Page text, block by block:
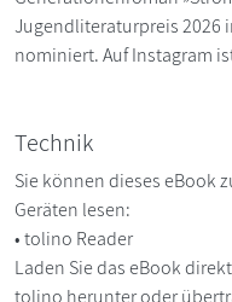
Jugendliteraturpreis 2026
nominiert. Auf Instagram
Technik
Sie können dieses eBook
Geräten lesen:
• tolino Reader
Laden Sie das eBook
tolino herunter oder